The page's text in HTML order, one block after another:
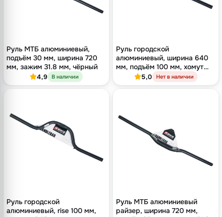
Руль МТБ алюминиевый,
подъём 30 мм, ширина 720
мм, зажим 31.8 мм, чёрный
4,9 В наличии
Руль городской
алюминиевый, ширина 640
мм, подъём 100 мм, хомут
25.4 мм, чёрный
5,0 Нет в наличии
Руль городской
алюминиевый, rise 100 мм,
Руль МТБ алюминиевый
райзер, ширина 720 мм,